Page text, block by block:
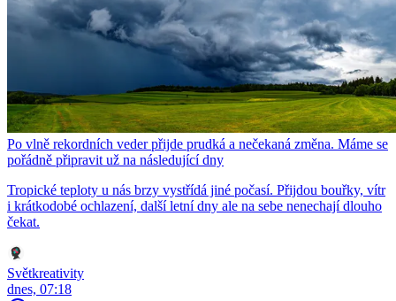
Po vlně rekordních veder přijde prudká a nečekaná změna. Máme se
pořádně připravit už na následující dny
Tropické teploty u nás brzy vystřídá jiné počasí. Přijdou bouřky, vítr
i krátkodobé ochlazení, další letní dny ale na sebe nenechají dlouho
čekat.
Světkreativity
dnes, 07:18